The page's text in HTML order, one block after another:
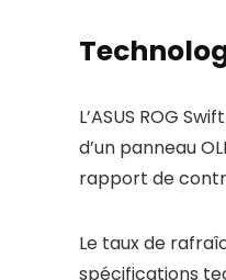
L’ASUS ROG
d’un panneau
rapport de
Le taux de
spécifications